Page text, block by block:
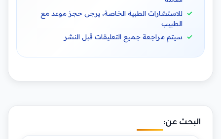
البحث عن:
للاستشارات الطبية الخاصة، يرجى حجز موعد مع
الطبيب
سيتم مراجعة جميع التعليقات قبل النشر